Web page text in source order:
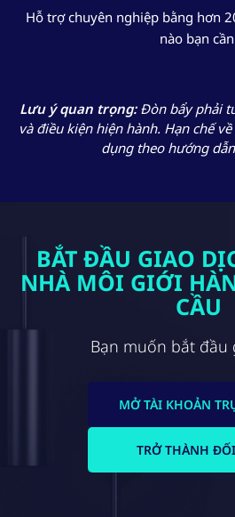
Hỗ trợ chuyên nghiệp bằng hơn
nào bạn
Lưu ý quan trọng:Đòn bẩy phải
và điều kiện hiện hành. Hạn chế
dụng theo hướng
BẮT ĐẦU GIAO
NHÀ MÔI GIỚI
CẦU
Bạn muốn bắt đầu
MỞ TÀI KHOẢN
TRỞ THÀNH